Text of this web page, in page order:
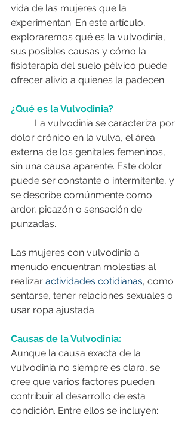
vida de las mujeres que la
experimentan. En este artículo,
exploraremos qué es la vulvodinia,
sus posibles causas y cómo la
fisioterapia del suelo pélvico puede
ofrecer alivio a quienes la padecen.
¿Qué es la Vulvodinia?
dolor crónico en la vulva, el área
externa de los genitales femeninos,
sin una causa aparente. Este dolor
puede ser constante o intermitente, y
se describe comúnmente como
ardor, picazón o sensación de
punzadas.
Las mujeres con vulvodinia a
menudo encuentran molestias al
realizar actividades cotidianas, como
sentarse, tener relaciones sexuales o
usar ropa ajustada.
Causas de la Vulvodinia:
Aunque la causa exacta de la
vulvodinia no siempre es clara, se
cree que varios factores pueden
contribuir al desarrollo de esta
condición. Entre ellos se incluyen: